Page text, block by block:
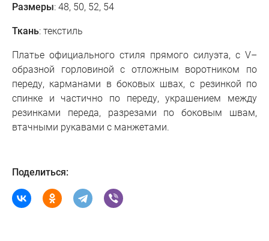
Размеры: 48, 50, 52, 54
Ткань: текстиль
Платье официального стиля прямого силуэта, с V–
образной горловиной с отложным воротником по
переду, карманами в боковых швах, с резинкой по
спинке и частично по переду, украшением между
резинками переда, разрезами по боковым швам,
втачными рукавами с манжетами.
Поделиться: